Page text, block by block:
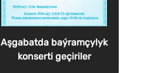
Aşgabatda baýramçylyk
konserti geçiriler